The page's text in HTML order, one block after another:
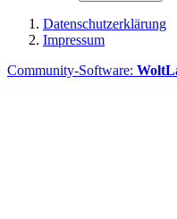
Datenschutzerklärung
Impressum
Community-Software: